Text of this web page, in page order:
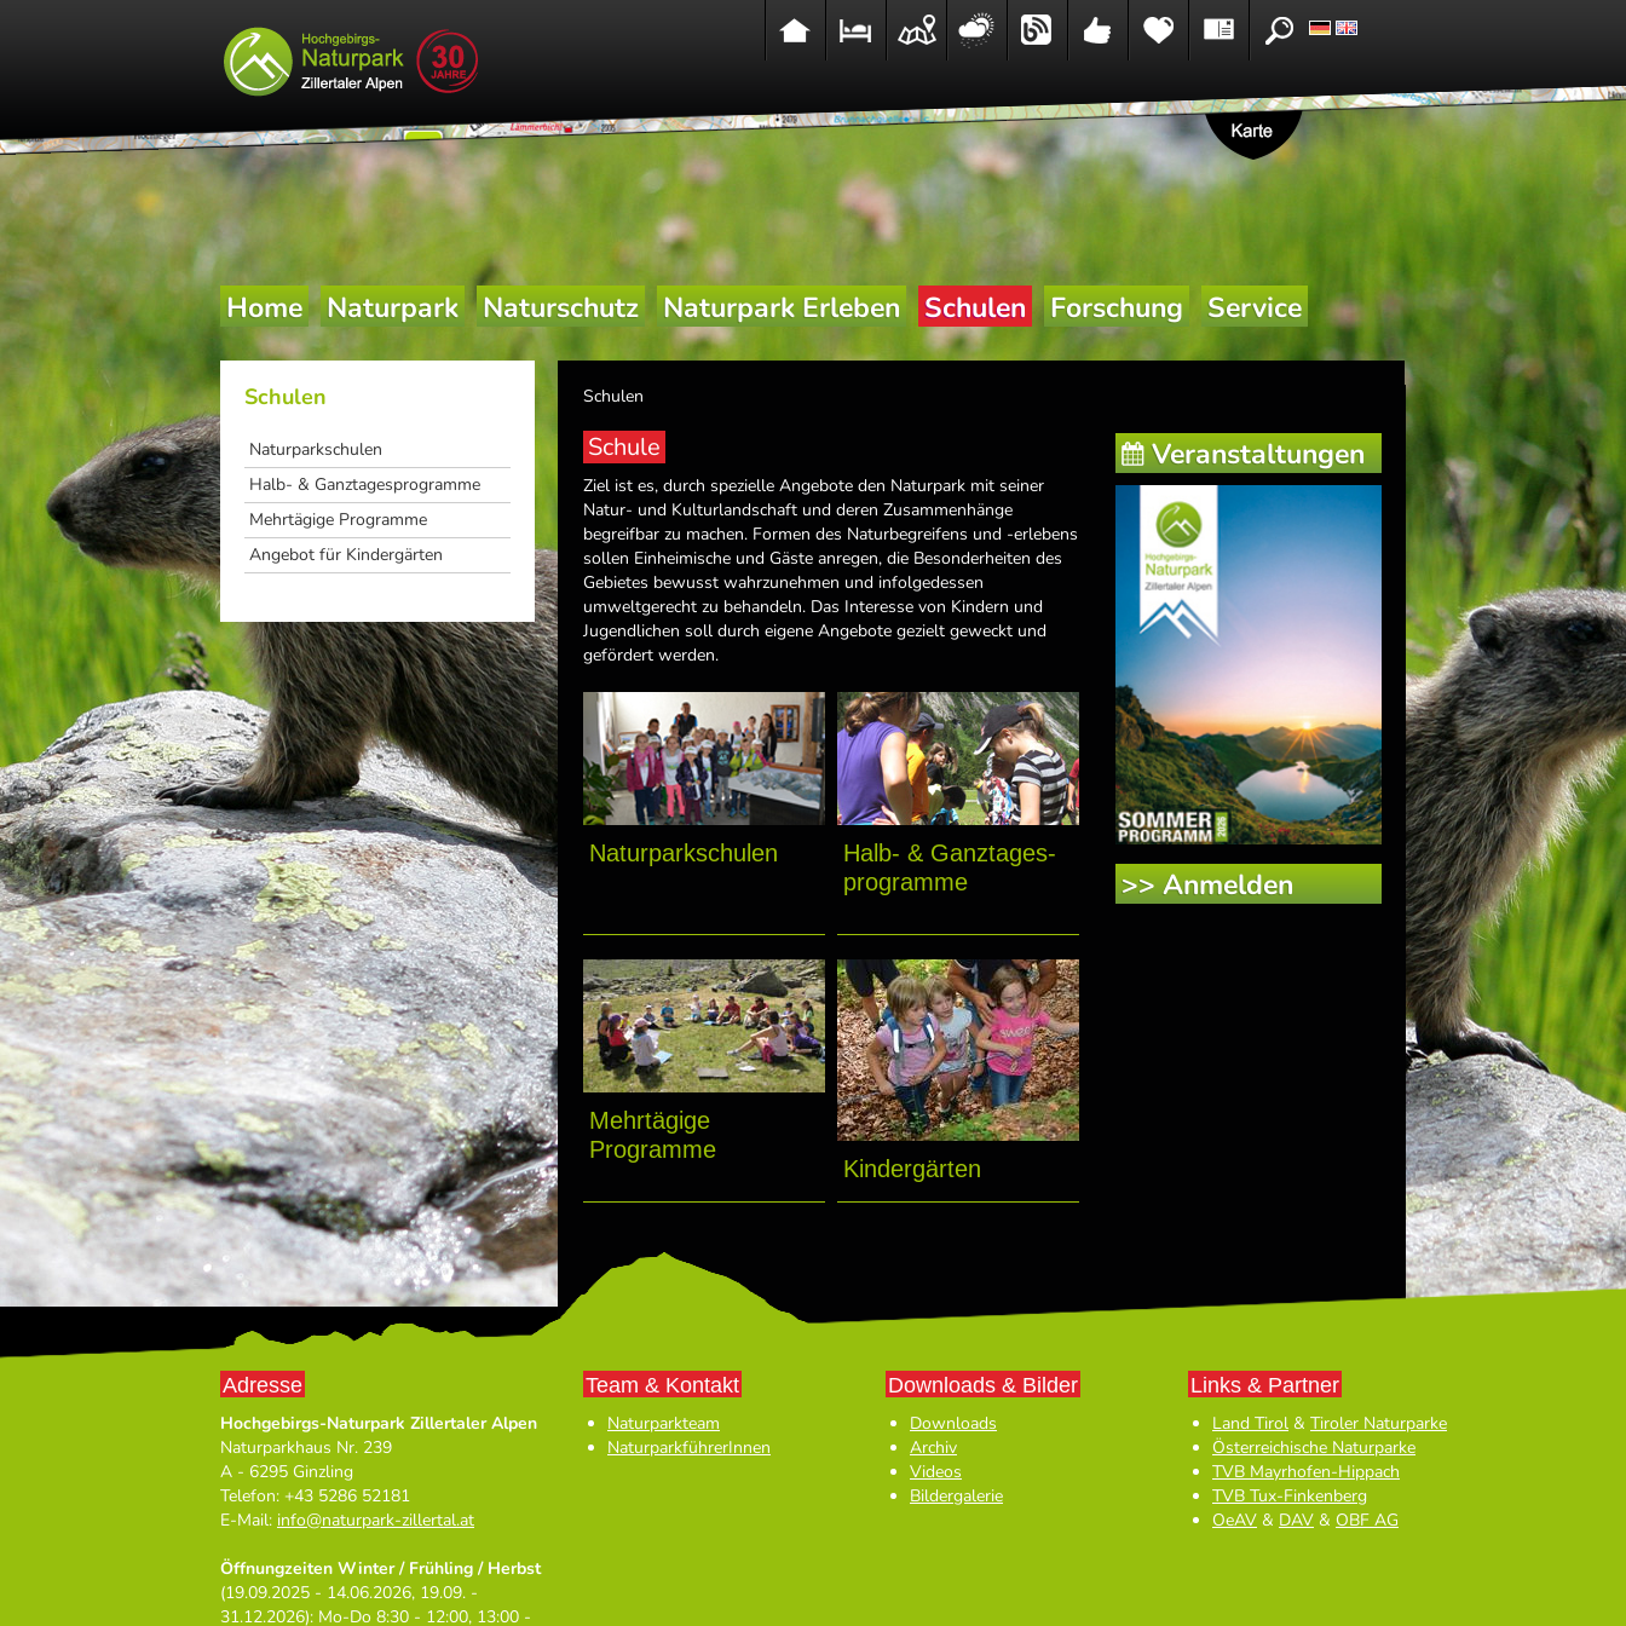
Home Naturpark Naturschutz Naturpark Erleben Schulen Forschung Service
Schulen
Naturparkschulen
Halb- & Ganztagesprogramme
Mehrtägige Programme
Angebot für Kindergärten
Schulen
Schule
Ziel ist es, durch spezielle Angebote den Naturpark mit seiner
Natur- und Kulturlandschaft und deren Zusammenhänge
begreifbar zu machen. Formen des Naturbegreifens und -erlebens
sollen Einheimische und Gäste anregen, die Besonderheiten des
Gebietes bewusst wahrzunehmen und infolgedessen
umweltgerecht zu behandeln. Das Interesse von Kindern und
Jugendlichen soll durch eigene Angebote gezielt geweckt und
gefördert werden.
Naturparkschulen
Halb- & Ganztages-
programme
Mehrtägige
Programme
Kindergärten
Veranstaltungen
>> Anmelden
Adresse
Hochgebirgs-Naturpark Zillertaler Alpen
Naturparkhaus Nr. 239
A - 6295 Ginzling
Telefon: +43 5286 52181
E-Mail: info@naturpark-zillertal.at
Öffnungzeiten Winter / Frühling / Herbst
(19.09.2025 - 14.06.2026, 19.09. -
31.12.2026): Mo-Do 8:30 - 12:00, 13:00 -
Team & Kontakt
Naturparkteam
NaturparkführerInnen
Downloads & Bilder
Downloads
Archiv
Videos
Bildergalerie
Links & Partner
Land Tirol & Tiroler Naturparke
Österreichische Naturparke
TVB Mayrhofen-Hippach
TVB Tux-Finkenberg
OeAV & DAV & OBF AG